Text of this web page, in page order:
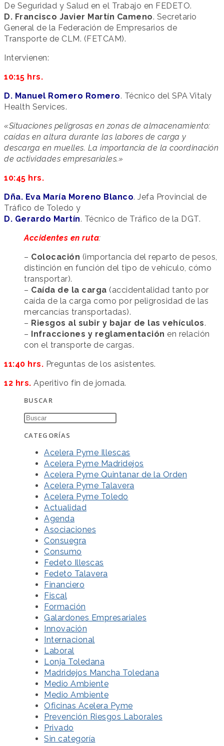
De Seguridad y Salud en el Trabajo en FEDETO.
D. Francisco Javier Martín Cameno. Secretario
General de la Federación de Empresarios de
Transporte de CLM. (FETCAM).
Intervienen:
10:15 hrs.
D. Manuel Romero Romero. Técnico del SPA Vitaly
Health Services.
«Situaciones peligrosas en zonas de almacenamiento:
caídas en altura durante las labores de carga y
descarga en muelles. La importancia de la coordinación
de actividades empresariales.»
10:45 hrs.
Dña. Eva María Moreno Blanco. Jefa Provincial de
Tráfico de Toledo y
D. Gerardo Martín. Técnico de Tráfico de la DGT.
Accidentes en ruta:
– Colocación (importancia del reparto de pesos,
distinción en función del tipo de vehículo, cómo
transportar).
– Caída de la carga (accidentalidad tanto por
caída de la carga como por peligrosidad de las
mercancías transportadas).
– Riesgos al subir y bajar de las vehículos.
– Infracciones y reglamentación en relación
con el transporte de cargas.
11:40 hrs. Preguntas de los asistentes.
12 hrs. Aperitivo fin de jornada.
BUSCAR
CATEGORÍAS
Acelera Pyme Illescas
Acelera Pyme Madridejos
Acelera Pyme Quintanar de la Orden
Acelera Pyme Talavera
Acelera Pyme Toledo
Actualidad
Agenda
Asociaciones
Consuegra
Consumo
Fedeto Illescas
Fedeto Talavera
Financiero
Fiscal
Formación
Galardones Empresariales
Innovación
Internacional
Laboral
Lonja Toledana
Madridejos Mancha Toledana
Medio Ambiente
Medio Ambiente
Oficinas Acelera Pyme
Prevención Riesgos Laborales
Privado
Sin categoría